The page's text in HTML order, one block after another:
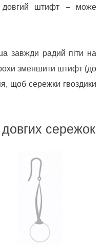
довгий штифт − може
завжди радий піти на
зменшити штифт (до
щоб сережки гвоздики
сережок